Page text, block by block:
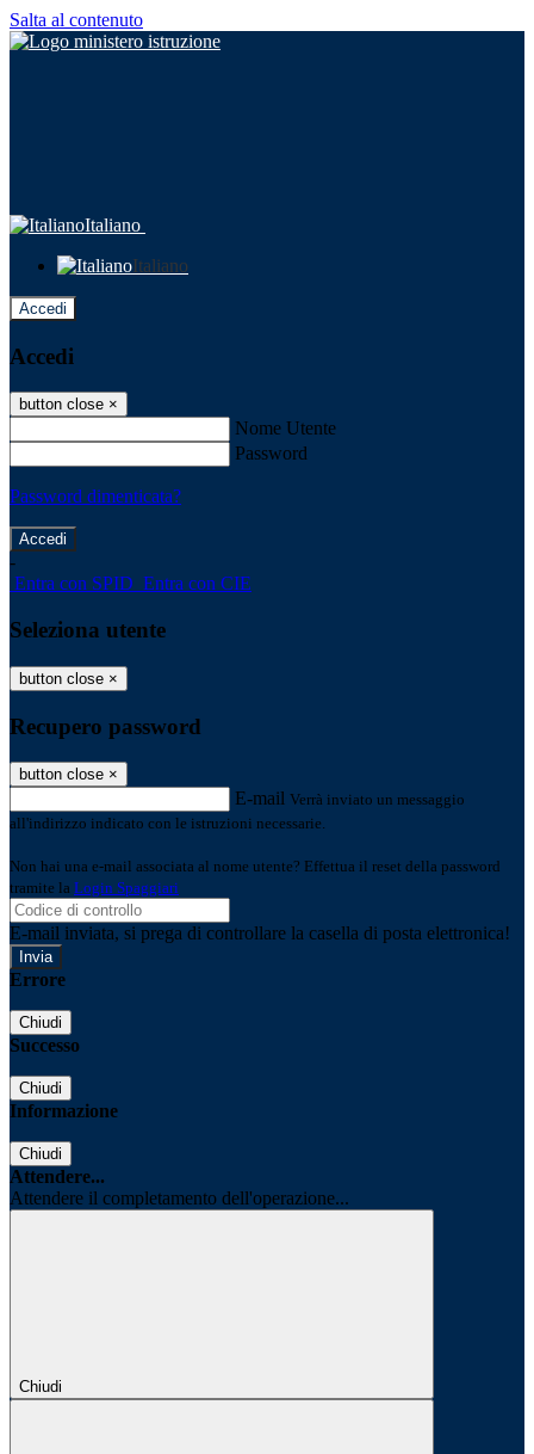
Salta al contenuto
Italiano
Italiano
Accedi
Accedi
button close ×
Nome Utente
Password
Password dimenticata?
-
Entra con SPID Entra con CIE
Seleziona utente
button close ×
Recupero password
button close ×
E-mail Verrà inviato un messaggio
all'indirizzo indicato con le istruzioni necessarie.
Non hai una e-mail associata al nome utente? Effettua il reset della password
tramite la Login Spaggiari
E-mail inviata, si prega di controllare la casella di posta elettronica!
Errore
Chiudi
Successo
Chiudi
Informazione
Chiudi
Attendere...
Attendere il completamento dell'operazione...
Chiudi